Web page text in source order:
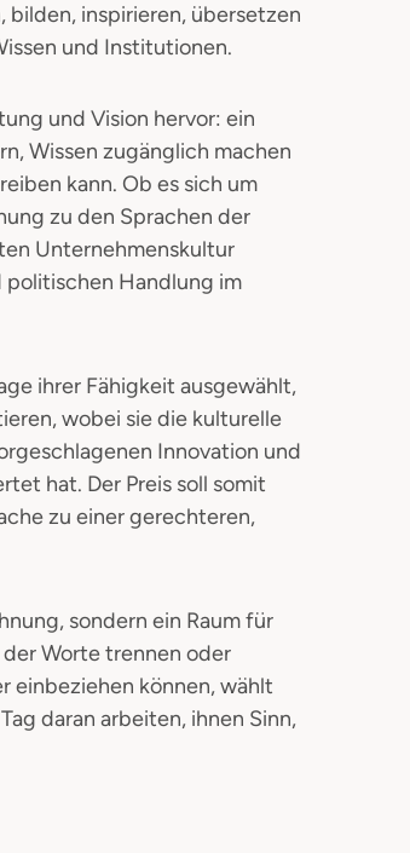
bilden, inspirieren, übersetzen
und Institutionen.
und Vision hervor: ein
Wissen zugänglich machen
kann. Ob es sich um
zu den Sprachen der
Unternehmenskultur
Handlung im
ihrer Fähigkeit ausgewählt,
wobei sie die kulturelle
Innovation und
hat. Der Preis soll somit
zu einer gerechteren,
sondern ein Raum für
Worte trennen oder
einbeziehen können, wählt
daran arbeiten, ihnen Sinn,